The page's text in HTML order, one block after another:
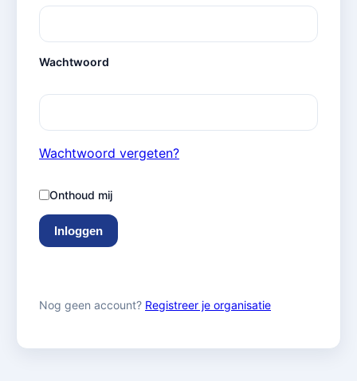
Wachtwoord
Wachtwoord vergeten?
Onthoud mij
Inloggen
Nog geen account? Registreer je organisatie